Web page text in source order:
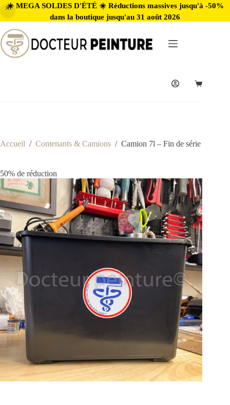
☀️ MEGA SOLDES D'ÉTÉ ☀️ Réductions massives jusqu'à -50%
dans la boutique jusqu'au 31 août 2026
Accueil / Contenants & Camions / Camion 7l – Fin de série
50% de réduction